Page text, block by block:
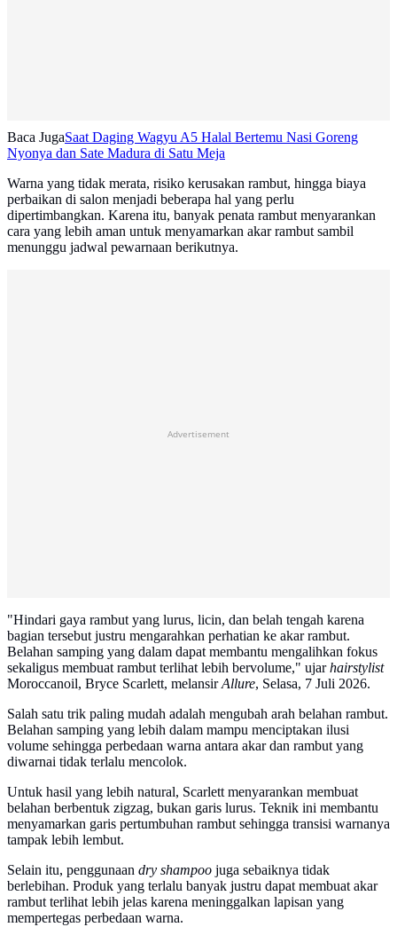
Baca JugaSaat Daging Wagyu A5 Halal Bertemu Nasi Goreng
Nyonya dan Sate Madura di Satu Meja
Warna yang tidak merata, risiko kerusakan rambut, hingga biaya
perbaikan di salon menjadi beberapa hal yang perlu
dipertimbangkan. Karena itu, banyak penata rambut menyarankan
cara yang lebih aman untuk menyamarkan akar rambut sambil
menunggu jadwal pewarnaan berikutnya.
Advertisement
"Hindari gaya rambut yang lurus, licin, dan belah tengah karena
bagian tersebut justru mengarahkan perhatian ke akar rambut.
Belahan samping yang dalam dapat membantu mengalihkan fokus
sekaligus membuat rambut terlihat lebih bervolume," ujarhairstylist
Moroccanoil, Bryce Scarlett, melansirAllure, Selasa, 7 Juli 2026.
Salah satu trik paling mudah adalah mengubah arah belahan rambut.
Belahan samping yang lebih dalam mampu menciptakan ilusi
volume sehingga perbedaan warna antara akar dan rambut yang
diwarnai tidak terlalu mencolok.
Untuk hasil yang lebih natural, Scarlett menyarankan membuat
belahan berbentuk zigzag, bukan garis lurus. Teknik ini membantu
menyamarkan garis pertumbuhan rambut sehingga transisi warnanya
tampak lebih lembut.
Selain itu, penggunaan dry shampoo juga sebaiknya tidak
berlebihan. Produk yang terlalu banyak justru dapat membuat akar
rambut terlihat lebih jelas karena meninggalkan lapisan yang
mempertegas perbedaan warna.